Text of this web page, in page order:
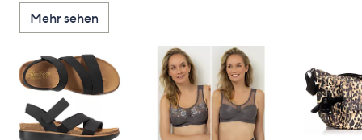
Mehr sehen